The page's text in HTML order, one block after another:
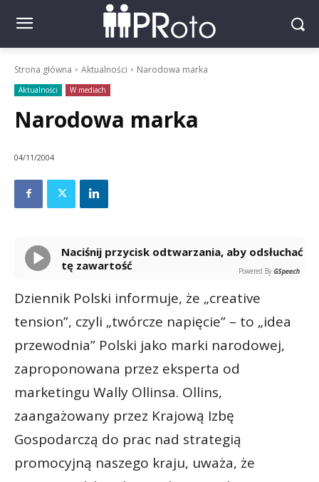
Strona główna Aktualności Narodowa marka
Aktualności W mediach
Narodowa marka
04/11/2004
Naciśnij przycisk odtwarzania, aby odsłuchać
tę zawartość
Powered By GSpeech
Dziennik Polski informuje, że „creative
tension”, czyli „twórcze napięcie” – to „idea
przewodnia” Polski jako marki narodowej,
zaproponowana przez eksperta od
marketingu Wally Ollinsa. Ollins,
zaangażowany przez Krajową Izbę
Gospodarczą do prac nad strategią
promocyjną naszego kraju, uważa, że